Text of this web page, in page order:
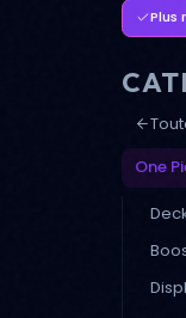
Plus
One